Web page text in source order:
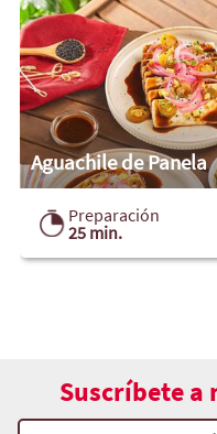
Aguachile de Panela
Preparación
25 min.
Suscríbete a